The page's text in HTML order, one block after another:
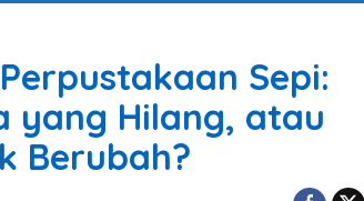
Sepi:
yang Hilang, atau
Berubah?